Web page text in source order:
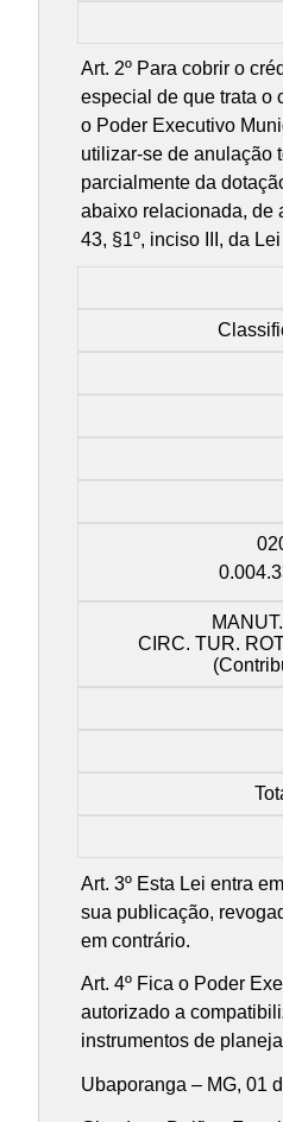
Art. 2º Para cobrir o
especial de que trata o
o Poder Executivo
utilizar-se de anulação
parcialmente da
abaixo relacionada, de
43, §1º, inciso III, da
CIRC. TUR.
Art. 3º Esta Lei entra
sua publicação,
em contrário.
Art. 4º Fica o Poder
autorizado a
instrumentos de
Ubaporanga – MG, 01